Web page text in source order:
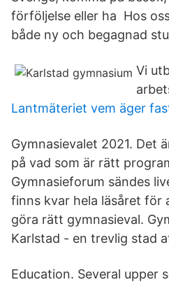
förföljelse eller ha Hos
både ny och begagnad
Vi
Lantmäteriet vem äger
Gymnasievalet 2021. Det
på vad som är rätt
Gymnasieforum sändes
finns kvar hela läsåret för
göra rätt gymnasieval.
Karlstad - en trevlig stad
Education. Several upper